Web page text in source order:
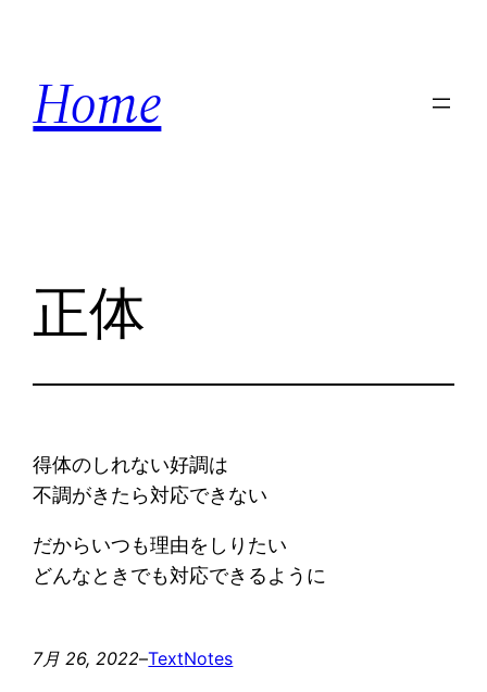
Home
正体
得体のしれない好調は
不調がきたら対応できない
だからいつも理由をしりたい
どんなときでも対応できるように
7月 26, 2022–TextNotes